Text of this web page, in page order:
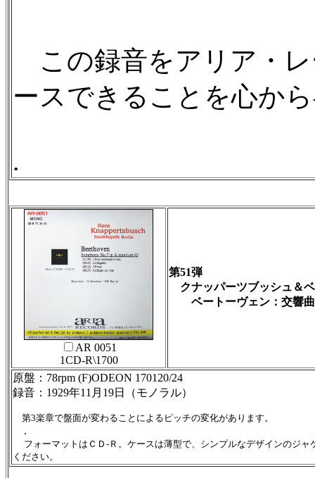
この録音をアリア・レ
ースできることを心か
.
AR 0051
1CD-R\1700
第51弾
クナッパーツブッシュ＆
ベートーヴェン：交響
原盤：78rpm (F)ODEON 170120/24
録音：1929年11月19日（モノラル）
第3楽章で盤面が変わることによるピッチの変化があります。
.
フォーマットはＣＤ-Ｒ。ケースは薄型で、シンプルなデザインのジ
ください。